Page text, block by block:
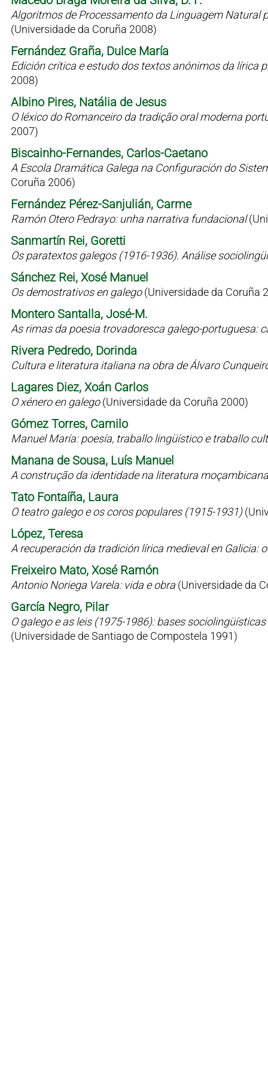
Algoritmos de Processamento da Linguagem Natural
(Universidade da Coruña 2008)
Fernández Graña, Dulce María
Edición crítica e estudo dos textos anónimos da lírica
2008)
Albino Pires, Natália de Jesus
O léxico do Romanceiro da tradição oral moderna
2007)
Biscainho-Fernandes, Carlos-Caetano
A Escola Dramática Galega na Configuración do
Coruña 2006)
Fernández Pérez-Sanjulián, Carme
Ramón Otero Pedrayo: unha narrativa fundacional
Sanmartín Rei, Goretti
Os paratextos galegos (1916-1936). Análise
Sánchez Rei, Xosé Manuel
Os demostrativos en galego(Universidade da Coruña
Montero Santalla, José-M.
As rimas da poesia trovadoresca galego-portuguesa:
Rivera Pedredo, Dorinda
Cultura e literatura italiana na obra de Álvaro
Lagares Diez, Xoán Carlos
O xénero en galego(Universidade da Coruña 2000)
Gómez Torres, Camilo
Manuel María: poesía, traballo lingüístico e traballo
Manana de Sousa, Luís Manuel
A construção da identidade na literatura
Tato Fontaíña, Laura
O teatro galego e os coros populares (1915-1931)
López, Teresa
A recuperación da tradición lírica medieval en Galicia:
Freixeiro Mato, Xosé Ramón
Antonio Noriega Varela: vida e obra (Universidade da
García Negro, Pilar
O galego e as leis (1975-1986): bases
(Universidade de Santiago de Compostela 1991)